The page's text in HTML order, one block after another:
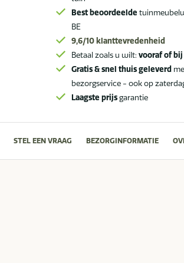
Best beoordeelde
BE
9,6/10 klanttevredenheid
Betaal zoals u wilt:vooraf of
Gratis & snel thuis geleverd
bezorgservice - ook op
Laagste prijsgarantie
STEL EEN VRAAG BEZORGINFORMATIE